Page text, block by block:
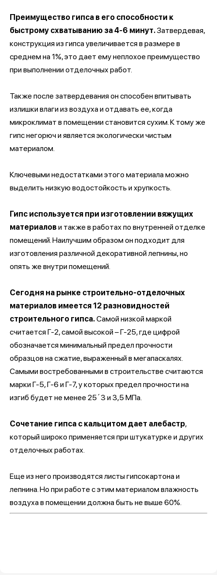
Преимущество гипса в его способности к
быстрому схватыванию за 4-6 минут.Затвердевая,
конструкция из гипса увеличивается в размере в
среднем на 1%, это дает ему неплохое преимущество
при выполнении отделочных работ.
Также после затвердевания он способен впитывать
излишки влаги из воздуха и отдавать ее, когда
микроклимат в помещении становится сухим. К тому же
гипс негорюч и является экологически чистым
материалом.
Ключевыми недостатками этого материала можно
выделить низкую водостойкость и хрупкость.
Гипс используется при изготовлении вяжущих
материалови также в работах по внутренней отделке
помещений. Наилучшим образом он подходит для
изготовления различной декоративной лепнины, но
опять же внутри помещений.
Сегодня на рынке строительно-отделочных
материалов имеется 12 разновидностей
строительного гипса.Самой низкой маркой
считается Г-2, самой высокой – Г-25, где цифрой
обозначается минимальный предел прочности
образцов на сжатие, выраженный в мегапаскалях.
Самыми востребованными в строительстве считаются
марки Г-5, Г-6 и Г-7, у которых предел прочности на
изгиб будет не менее 25´3 и 3,5 МПа.
Сочетание гипса с кальцитом дает алебастр,
который широко применяется при штукатурке и других
отделочных работах.
Еще из него производятся листы гипсокартона и
лепнина. Но при работе с этим материалом влажность
воздуха в помещении должна быть не выше 60%.